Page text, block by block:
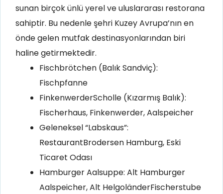
sunan birçok ünlü yerel ve uluslararası restorana
sahiptir. Bu nedenle şehri Kuzey Avrupa’nın en
önde gelen mutfak destinasyonlarından biri
haline getirmektedir.
Fischbrötchen (Balık Sandviç):
Fischpfanne
FinkenwerderScholle (Kızarmış Balık):
Fischerhaus, Finkenwerder, Aalspeicher
Geleneksel “Labskaus”:
RestaurantBrodersen Hamburg, Eski
Ticaret Odası
Hamburger Aalsuppe: Alt Hamburger
Aalspeicher, Alt HelgoländerFischerstube